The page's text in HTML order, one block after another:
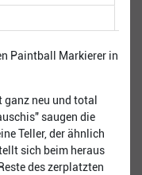
Paintball Markierer in
ganz neu und total
saugen die
Teller, der ähnlich
sich beim heraus
des zerplatzten